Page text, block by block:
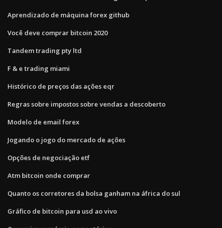
Aprendizado de máquina forex github
Você deve comprar bitcoin 2020
Tandem trading pty ltd
F & e trading miami
Histórico de preços das ações eqr
Regras sobre impostos sobre vendas a descoberto
Modelo de email forex
Jogando o jogo do mercado de ações
Opções de negociação etf
Atm bitcoin onde comprar
Quanto os corretores da bolsa ganham na áfrica do sul
Gráfico de bitcoin para usd ao vivo